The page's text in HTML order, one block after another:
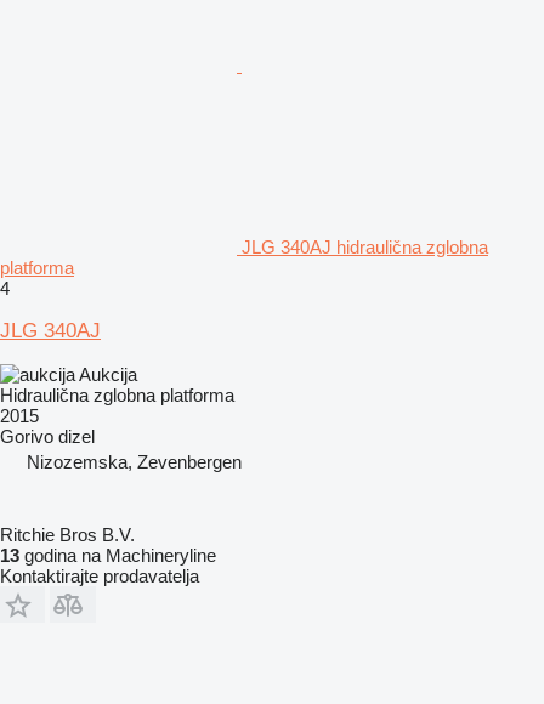
JLG 340AJ hidraulična zglobna
platforma
4
JLG 340AJ
Aukcija
Hidraulična zglobna platforma
2015
Gorivo dizel
Nizozemska, Zevenbergen
Ritchie Bros B.V.
13 godina na Machineryline
Kontaktirajte prodavatelja